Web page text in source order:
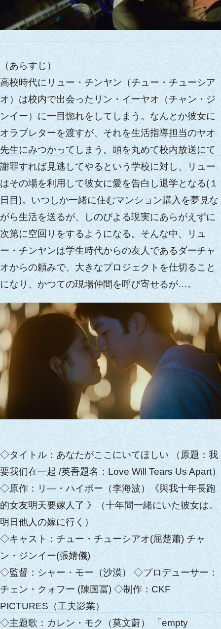
（あらすじ）
高校時代にリュー・チンヤン（チュー・チューシア
オ）は校内で出会ったリン・イーヤオ（チャン・ジ
ンイー）に一目惚れをしてしまう。なんとか彼女に
オラブレターを渡すが、それを生活指導担当のヤオ
先生にみつかってしまう。頭を丸めて校内放送にて
謝罪すれば見逃してやるという学校に対し、リュー
はその場を利用して彼女に愛を告白し退学となる(１
日目)。いつしか一緒に住むマンション購入を夢見な
がら生活を送るが、しのびよる現実にあらがえずに
次第に空回りをするようになる。そんな中、リュ
ー・チンヤンは学生時代からの友人であるダーチャ
オからの頼みで、大きなプロジェクトを仕切ること
になり、かつての現場仲間を呼び寄せるが…。
◇タイトル：あなたがここにいてほしい （原題：我
要我们在一起 /英吾題名：Love Will Tears Us Apart）
◇原作：リ―・ハイボー（李海波）《與我十年長跑
的女友明天要嫁人了 》（十年間一緒にいた彼女は。
明日他人の嫁に行く）
◇キャスト：チュー・チューシアオ(屈楚蕭) チャ
ン・ジンイー(張婧儀)
◇監督：シャー・モー（沙漠） ◇プロデューサー：
チェン・クォフー (陳国冨) ◇制作：CKF
PICTURES（工夫影業）
◇主題歌：カレン・モク（莫文蔚） 「empty